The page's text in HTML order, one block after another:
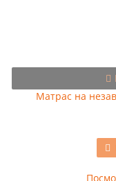
Матрас на